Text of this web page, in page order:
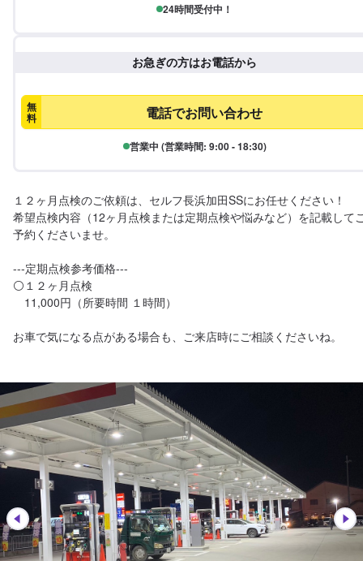
24時間受付中！
お急ぎの方はお電話から
無
料 電話でお問い合わせ
営業中 (営業時間: 9:00 - 18:30)
１２ヶ月点検のご依頼は、セルフ長浜加田SSにお任せください！
希望点検内容（12ヶ月点検または定期点検や悩みなど）を記載して
予約くださいませ。
---定期点検参考価格---
⚪１２ヶ月点検
11,000円（所要時間 １時間）
お車で気になる点がある場合も、ご来店時にご相談くださいね。